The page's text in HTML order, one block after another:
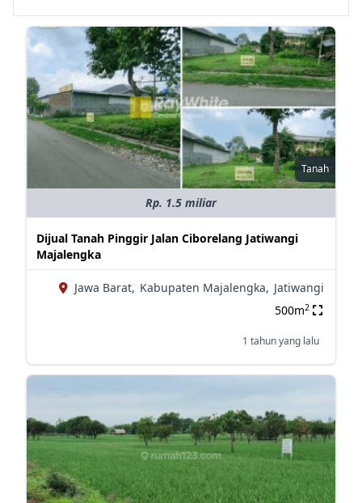
Tanah
Rp. 1.5 miliar
Dijual Tanah Pinggir Jalan Ciborelang Jatiwangi
Majalengka
Jawa Barat, Kabupaten Majalengka, Jatiwangi
500m2
1 tahun yang lalu